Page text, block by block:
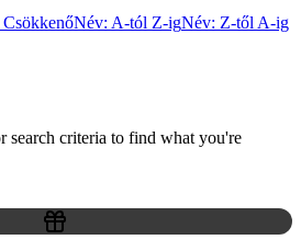
Név: A-tól Z-igNév: Z-től A-ig
search criteria to find what you're